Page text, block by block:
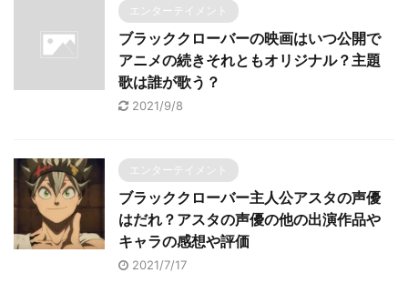
エンターテイメント
ブラッククローバーの映画はいつ公開で
アニメの続きそれともオリジナル？主題
歌は誰が歌う？
2021/9/8
エンターテイメント
ブラッククローバー主人公アスタの声優
はだれ？アスタの声優の他の出演作品や
キャラの感想や評価
2021/7/17